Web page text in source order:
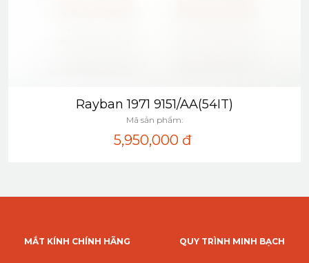
Xem nhanh
Rayban 1971 9151/AA(54IT)
Mã sản phẩm:
5,950,000 đ
MẮT KÍNH CHÍNH HÃNG QUY TRÌNH MINH BẠCH